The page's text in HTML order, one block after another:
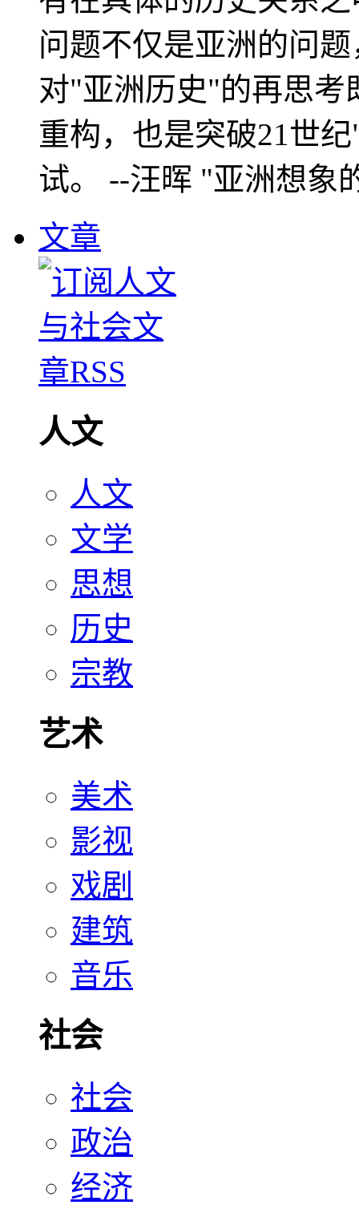
问题不仅是亚洲的问
对"亚洲历史"的再思考
重构，也是突破21世
试。 --汪晖 "亚洲想象
文章
人文
人文
文学
思想
历史
宗教
艺术
美术
影视
戏剧
建筑
音乐
社会
社会
政治
经济